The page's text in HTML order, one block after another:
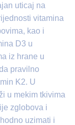
uticaj na
vitamina
kao i
D3 u
iz hrane u
pravilno
K2. U
u mekim tkivima
zglobova i
uzimati i